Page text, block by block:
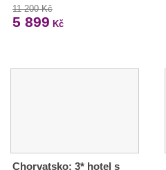
11 200 Kč
5 899 Kč
Chorvatsko: 3* hotel s